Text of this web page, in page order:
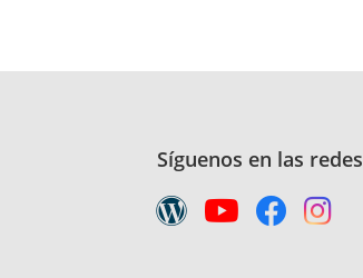
Síguenos en las redes